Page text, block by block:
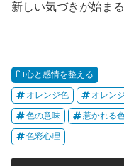
新しい気づきが始ま
心と感情を整える
オレンジ色 オレンジ
色の意味 惹かれる
色彩心理